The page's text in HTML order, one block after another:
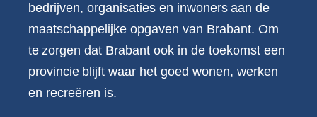
bedrijven, organisaties en inwoners aan de
maatschappelijke opgaven van Brabant. Om
te zorgen dat Brabant ook in de toekomst een
provincie blijft waar het goed wonen, werken
en recreëren is.